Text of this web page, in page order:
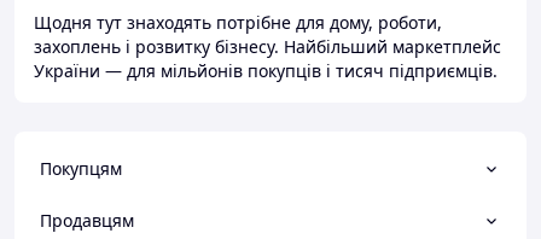
Щодня тут знаходять потрібне для дому, роботи,
захоплень і розвитку бізнесу. Найбільший маркетплейс
України — для мільйонів покупців і тисяч підприємців.
Покупцям
Продавцям